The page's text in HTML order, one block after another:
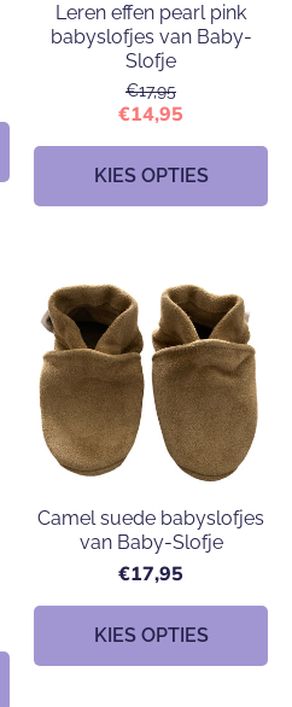
Leren effen pearl pink
babyslofjes van Baby-
Slofje
€17,95
€14,95
KIES OPTIES
Camel suede babyslofjes
van Baby-Slofje
€17,95
KIES OPTIES